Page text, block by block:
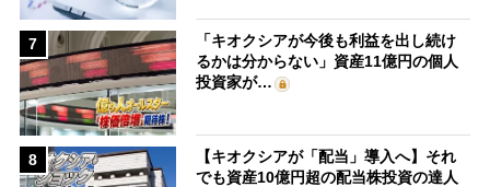
7
「キオクシアが今後も利益を出し続け
るかは分からない」資産11億円の個人
投資家が…
8
【キオクシアが「配当」導入へ】それ
でも資産10億円超の配当株投資の達人